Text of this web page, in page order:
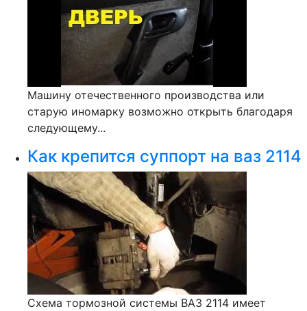
Машину отечественного производства или
старую иномарку возможно открыть благодаря
следующему...
Как крепится суппорт на ваз 2114
Схема тормозной системы ВАЗ 2114 имеет